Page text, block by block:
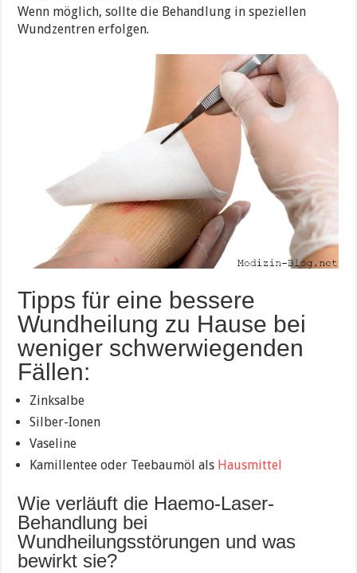
Wenn möglich, sollte die Behandlung in speziellen
Wundzentren erfolgen.
Tipps für eine bessere
Wundheilung zu Hause bei
weniger schwerwiegenden
Fällen:
Zinksalbe
Silber-Ionen
Vaseline
Kamillentee oder Teebaumöl als Hausmittel
Wie verläuft die Haemo-Laser-
Behandlung bei
Wundheilungsstörungen und was
bewirkt sie?